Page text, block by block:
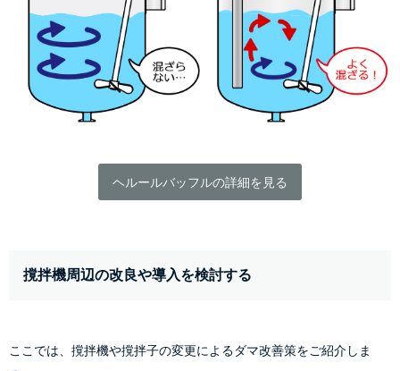
ヘルールバッフルの詳細を見る
撹拌機周辺の改良や導入を検討する
ここでは、撹拌機や撹拌子の変更によるダマ改善策をご紹介しま